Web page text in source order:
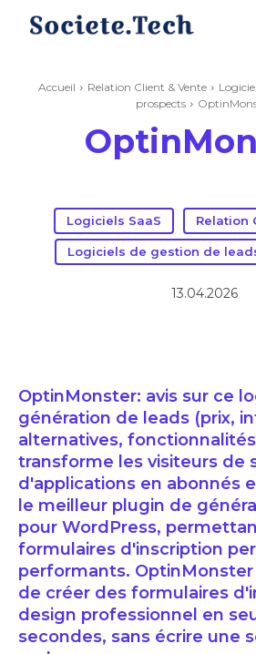
Accueil Relation Client & Vente
prospects
Logiciels SaaS Relation
Logiciels de gestion de
13.04.2026
OptinMonster: avis sur ce
génération de leads (prix,
alternatives,
transforme les visiteurs de
d'applications en abonnés
le meilleur plugin de
pour WordPress,
formulaires d'inscription
performants.
de créer des formulaires
design professionnel en
secondes, sans écrire une